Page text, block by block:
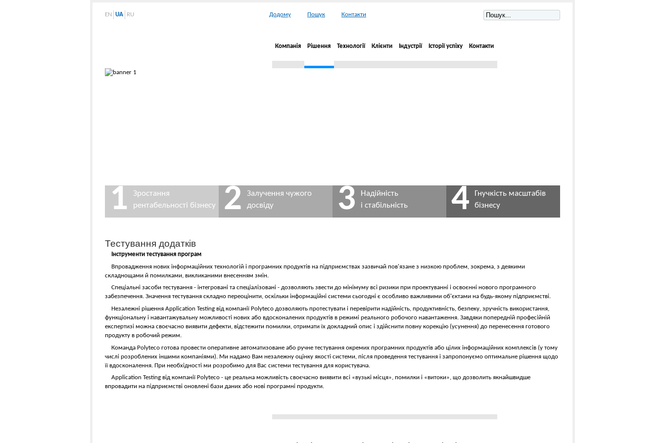
EN UA RU Додому Пошук Контакти
Компанія Рішення Технології Клієнти Індустрії Історії успіху Контакти
1
Зростання
рентабельності бізнесу
2
Залучення чужого
досвіду
3
Надійність
і стабільність
4
Гнучкість масштабів
бізнесу
Тестування додатків
Інструменти тестування програм
Впровадження нових інформаційних технологій і програмних продуктів на підприємствах зазвичай пов'язане з низкою проблем, зокрема, з деякими
складнощами й помилками, викликаними внесенням змін.
Спеціальні засоби тестування - інтегровані та спеціалізовані - дозволяють звести до мінімуму всі ризики при проектуванні і освоєнні нового програмного
забезпечення. Значення тестування складно переоцінити, оскільки інформаційні системи сьогодні є особливо важливими об'єктами на будь-якому підприємстві.
Незалежні рішення Application Testing від компанії Polyteco дозволяють протестувати і перевірити надійність, продуктивність, безпеку, зручність використання,
функціональну і навантажувальну можливості нових або вдосконалених продуктів в режимі реального робочого навантаження. Завдяки попередній професійній
експертизі можна своєчасно виявити дефекти, відстежити помилки, отримати їх докладний опис і здійснити повну корекцію (усунення) до перенесення готового
продукту в робочий режим.
Команда Polyteco готова провести оперативне автоматизоване або ручне тестування окремих програмних продуктів або цілих інформаційних комплексів (у тому
числі розроблених іншими компаніями). Ми надамо Вам незалежну оцінку якості системи, після проведення тестування і запропонуємо оптимальне рішення щодо
її вдосконалення. При необхідності ми розробимо для Вас системи тестування для користувача.
Application Testing від компанії Polyteco - це реальна можливість своєчасно виявити всі «вузькі місця», помилки і «витоки», що дозволить якнайшвидше
впровадити на підприємстві оновлені бази даних або нові програмні продукти.